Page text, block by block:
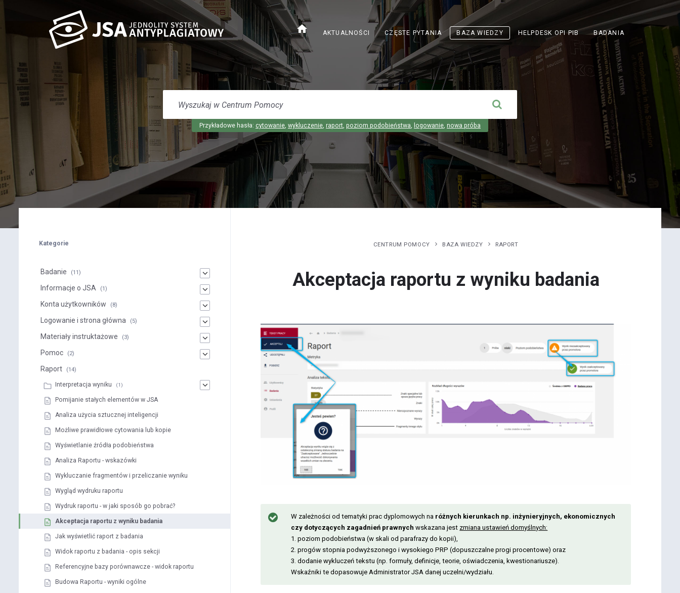
home AKTUALNOŚCI CZĘSTE PYTANIA BAZA WIEDZY HELPDESK OPI PIBODNOŚNIK
OTWIERA
SIĘ
W
NOWEJ
KARCIE
BADANIA
WYSZUKAJ
CENTRUM
Przykładowe hasła: cytowanie, wykluczenie, raport, poziom podobieństwa, logowanie, nowa próba
CENTRUM POMOCY BAZA WIEDZY RAPORT
Akceptacja raportu z wyniku badania
W zależności od tematyki prac dyplomowych na różnych kierunkach np. inżynieryjnych, ekonomicznych
czy dotyczących zagadnień prawnych wskazana jest zmiana ustawień domyślnych:
1. poziom podobieństwa (w skali od parafrazy do kopii),
2. progów stopnia podwyższonego i wysokiego PRP (dopuszczalne progi procentowe) oraz
3. dodanie wykluczeń tekstu (np. formuły, definicje, teorie, oświadczenia, kwestionariusze).
Wskaźniki te dopasowuje Administrator JSA danej uczelni/wydziału.
Kategorie
Badanie (11)
Informacje o JSA (1)
Konta użytkowników (8)
Logowanie i strona główna (5)
Materiały instruktażowe (3)
Pomoc (2)
Raport (14)
Interpretacja wyniku (1)
Pomijanie stałych elementów w JSA
Analiza użycia sztucznej inteligencji
Możliwe prawidłowe cytowania lub kopie
Wyświetlanie źródła podobieństwa
Analiza Raportu - wskazówki
Wykluczanie fragmentów i przeliczanie wyniku
Wygląd wydruku raportu
Wydruk raportu - w jaki sposób go pobrać?
Akceptacja raportu z wyniku badania
Jak wyświetlić raport z badania
Widok raportu z badania - opis sekcji
Referencyjne bazy porównawcze - widok raportu
Budowa Raportu - wyniki ogólne